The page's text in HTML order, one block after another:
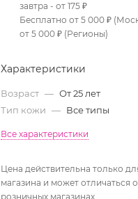
завтра - от 175 ₽
Бесплатно от 5 000 ₽
от 5 000 ₽ (Регионы)
Характеристики
Возраст — От 25 лет
Тип кожи — Все типы
Все характеристики
Цена действительна только
магазина и может отличаться
розничных магазинах